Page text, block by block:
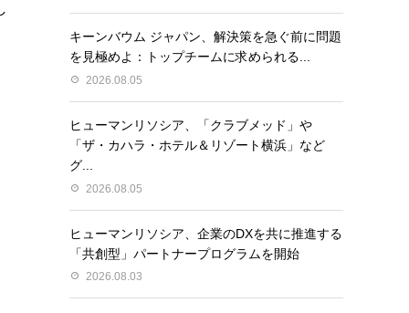
キーンバウム ジャパン、解決策を急ぐ前に問題
を見極めよ：トップチームに求められる...
2026.08.05
ヒューマンリソシア、「クラブメッド」や
「ザ・カハラ・ホテル＆リゾート横浜」など
グ...
2026.08.05
ヒューマンリソシア、企業のDXを共に推進する
「共創型」パートナープログラムを開始
2026.08.03